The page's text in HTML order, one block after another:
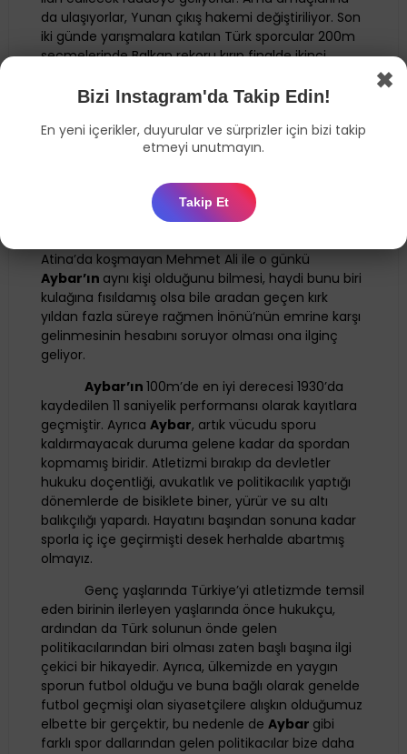
da ulaşıyorlar, Yunan çıkış hakemi değiştiriliyor. Son
iki günde yarışmalara katılan Türk sporcular 200m
seçmelerinde Balkan rekoru kırıp finalde ikinci
oluyorlar hem de rekor kırıyorlar.
Tabi hikâye burada bitmiyor. Bu hikâyede bir
sporcu ve bir başbakan olarak karşı karşıya gelen
karşıya geliyorlar. Bir gün İsmet İnönü,
ile konuşurken “Atina’da neden
koşmadıydın?” diye soruyor. Bu soruya oldukça
Atina’da koşmayan Mehmet Ali ile o günkü
Aybar’ın aynı kişi olduğunu bilmesi, haydi bunu biri
kulağına fısıldamış olsa bile aradan geçen kırk
yıldan fazla süreye rağmen İnönü’nün emrine karşı
gelinmesinin hesabını soruyor olması ona ilginç
geliyor.
Aybar’ın 100m’de en iyi derecesi 1930’da
kaydedilen 11 saniyelik performansı olarak kayıtlara
geçmiştir. Ayrıca Aybar, artık vücudu sporu
kaldırmayacak duruma gelene kadar da spordan
kopmamış biridir. Atletizmi bırakıp da devletler
hukuku doçentliği, avukatlık ve politikacılık yaptığı
dönemlerde de bisiklete biner, yürür ve su altı
balıkçılığı yapardı. Hayatını başından sonuna kadar
sporla iç içe geçirmişti desek herhalde abartmış
olmayız.
Genç yaşlarında Türkiye’yi atletizmde temsil
eden birinin ilerleyen yaşlarında önce hukukçu,
ardından da Türk solunun önde gelen
politikacılarından biri olması zaten başlı başına ilgi
çekici bir hikayedir. Ayrıca, ülkemizde en yaygın
sporun futbol olduğu ve buna bağlı olarak genelde
futbol geçmişi olan siyasetçilere alışkın olduğumuz
elbette bir gerçektir, bu nedenle de Aybar gibi
farklı spor dallarından gelen politikacılar bize daha
✖
Bizi Instagram'da Takip Edin!
En yeni içerikler, duyurular ve sürprizler için bizi takip
etmeyi unutmayın.
Takip Et